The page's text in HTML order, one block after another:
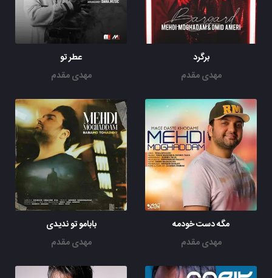
برگرد
مهدی مقدم
عطر تو
مهدی مقدم
مگه دست خودمه
مهدی مقدم
بابامو تو ندیدی
مهدی مقدم